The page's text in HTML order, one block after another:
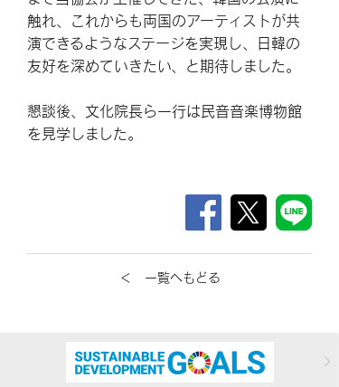
触れ、これからも両国のアーティストが共
演できるようなステージを実現し、日韓の
友好を深めていきたい、と期待しました。
懇談後、文化院長ら一行は民音音楽博物館
を見学しました。
＜ 一覧へもどる